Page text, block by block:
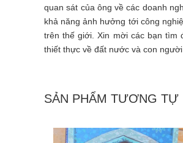
quan sát của ông về các doanh
khả năng ảnh hưởng tới công
trên thế giới. Xin mời các bạn tìm
thiết thực về đất nước và con
SẢN PHẨM TƯƠNG TỰ